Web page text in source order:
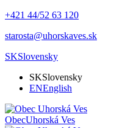
+421 44/52 63 120
starosta@uhorskaves.sk
SKSlovensky
SKSlovensky
ENEnglish
ObecUhorská Ves